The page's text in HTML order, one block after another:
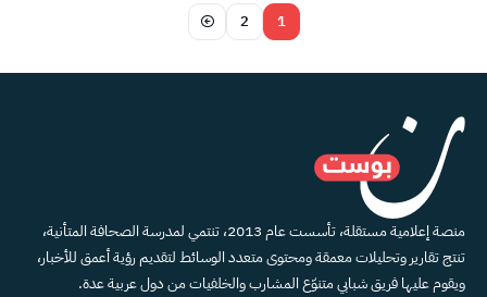
1
2
منصة إعلامية مستقلة، تأسست عام 2013، تنتمي لمدرسة الصحافة المتأنية،
تنتج تقارير وتحليلات معمقة ومحتوى متعدد الوسائط لتقديم رؤية أعمق للأخبار،
ويقوم عليها فريق شبابي متنوّع المشارب والخلفيات من دول عربية عدة.